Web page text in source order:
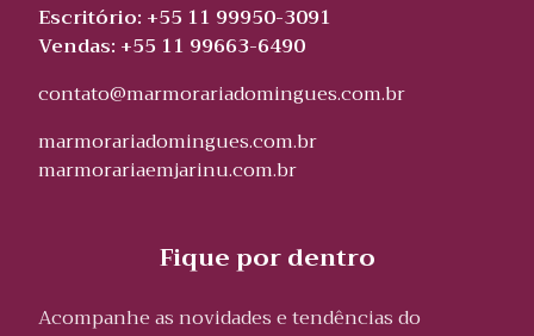
Escritório: +55 11 99950-3091
Vendas: +55 11 99663-6490
contato@marmorariadomingues.com.br
marmorariadomingues.com.br
marmorariaemjarinu.com.br
Fique por dentro
Acompanhe as novidades e tendências do